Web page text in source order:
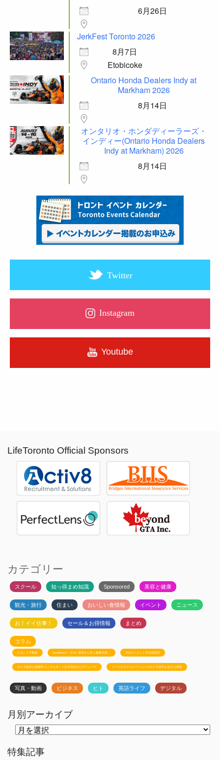
6月26日
JerkFest Toronto 2026
8月7日
Etobicoke
Ontario Honda Dealers Indy at
Markham 2026
8月14日
オンタリオ・ホンダディーラーズ・
インディー(Ontario Honda Dealers
Indy at Markham) 2026
8月14日
Twitter
Instagram
Youtube
LifeToronto Official Sponsors
カテゴリー
スクール 知っ得まめ知識 Sponsored 美容と健康
観光・旅行 住まい おいしい食情報 イベント ニュース
お！イイ仕事！ セール＆お得情報 まとめ
コラム
トロント不動産 Ayudanteの「GA4: 基本から学ぶ最新分析」 JSSのトロント生活相談室
カナダ政府公認移民コンサルタント白石有紀のビザニュース メープルエデュケーションのカナダ留学お役立ち情報
写真・動画 ビジネス ヒト 英語ライフ デジタル
月別アーカイブ
ー
カ
特集記事